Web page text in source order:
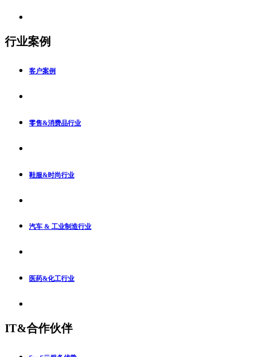
行业案例
客户案例
零售&消费品行业
鞋服&时尚行业
汽车 & 工业制造行业
医药&化工行业
IT&合作伙伴